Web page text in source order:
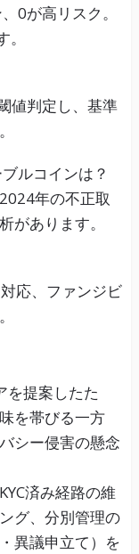
0が高リスク。
値判定し、基準
ルコインは？
年の不正取
があります。
応、ファンジビ
を提案したた
を帯びる一方
シー侵害の懸念
済み経路の維
グ、分別管理の
異議申立て）を